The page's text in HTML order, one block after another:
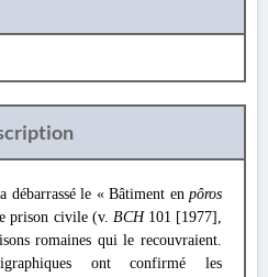
débarrassé le « Bâtiment en pôros
prison civile (v. BCH 101 [1977],
romaines qui le recouvraient.
ont confirmé les